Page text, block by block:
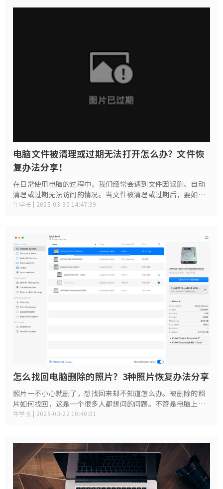
电脑文件被清理或过期无法打开怎么办？文件恢
复办法分享！
在日常使用电脑的过程中，我们经常会遇到文件因误删、自动
清理或过期无法访问的情况。当文件被清理或过期后，要如何
恢复？下面就给大家分享几种电脑文件恢复办法。
牛学长 | 2025-03-30 14:47:39
怎么找回电脑删除的照片？3种照片恢复办法分享
照片一不小心就删了，想找回来却不知道怎么办。被删除的照
片如何找回，这是一个很多人都想问的问题。不管是电脑上的
还是相机里的，被删除的照片如何找回总会让人抓狂，尤其是
牛学长 | 2025-03-22 10:40:01